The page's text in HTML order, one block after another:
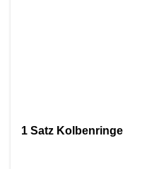
1 Satz Kolbenringe